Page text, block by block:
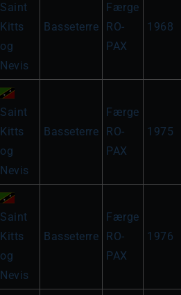
Saint
Kitts
og
Nevis
Basseterre
Færge
RO-
PAX
1968
Saint
Kitts
og
Nevis
Basseterre
Færge
RO-
PAX
1975
Saint
Kitts
og
Nevis
Basseterre
Færge
RO-
PAX
1976